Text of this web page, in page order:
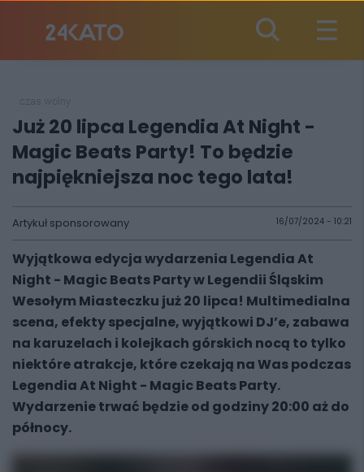
Już 20 lipca Legendia At Night -
Magic Beats Party! To będzie
najpiękniejsza noc tego lata!
Artykuł sponsorowany 16/07/2024 - 10:21
Wyjątkowa edycja wydarzenia Legendia At
Night - Magic Beats Party w Legendii Śląskim
Wesołym Miasteczku już 20 lipca! Multimedialna
scena, efekty specjalne, wyjątkowi DJ’e, zabawa
na karuzelach i kolejkach górskich nocą to tylko
niektóre atrakcje, które czekają na Was podczas
Legendia At Night - Magic Beats Party.
Wydarzenie trwać będzie od godziny 20:00 aż do
północy.